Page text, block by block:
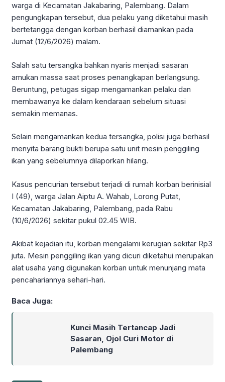
warga di Kecamatan Jakabaring, Palembang. Dalam
pengungkapan tersebut, dua pelaku yang diketahui masih
bertetangga dengan korban berhasil diamankan pada
Jumat (12/6/2026) malam.
Salah satu tersangka bahkan nyaris menjadi sasaran
amukan massa saat proses penangkapan berlangsung.
Beruntung, petugas sigap mengamankan pelaku dan
membawanya ke dalam kendaraan sebelum situasi
semakin memanas.
Selain mengamankan kedua tersangka, polisi juga berhasil
menyita barang bukti berupa satu unit mesin penggiling
ikan yang sebelumnya dilaporkan hilang.
Kasus pencurian tersebut terjadi di rumah korban berinisial
I (49), warga Jalan Aiptu A. Wahab, Lorong Putat,
Kecamatan Jakabaring, Palembang, pada Rabu
(10/6/2026) sekitar pukul 02.45 WIB.
Akibat kejadian itu, korban mengalami kerugian sekitar Rp3
juta. Mesin penggiling ikan yang dicuri diketahui merupakan
alat usaha yang digunakan korban untuk menunjang mata
pencahariannya sehari-hari.
Baca Juga:
Kunci Masih Tertancap Jadi
Sasaran, Ojol Curi Motor di
Palembang